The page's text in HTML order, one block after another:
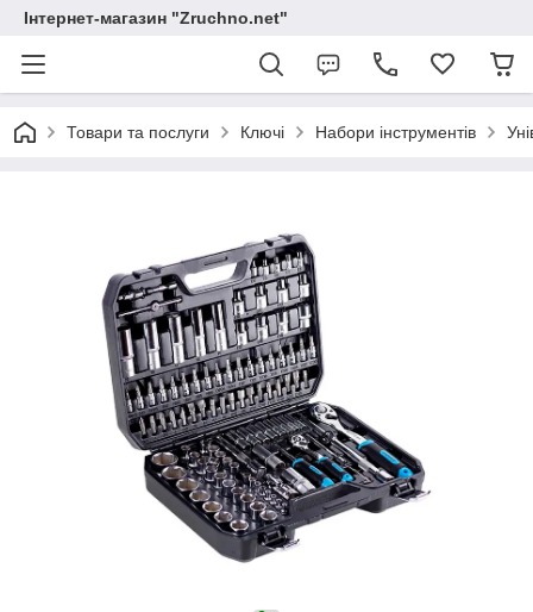
Інтернет-магазин "Zruchno.net"
Товари та послуги Ключі Набори інструментів